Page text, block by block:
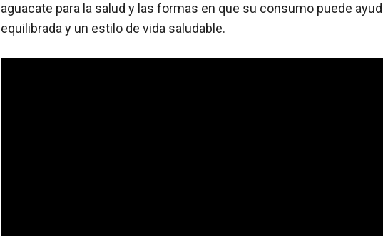
aguacate para la salud y las formas en que su consumo puede
equilibrada y un estilo de vida saludable.